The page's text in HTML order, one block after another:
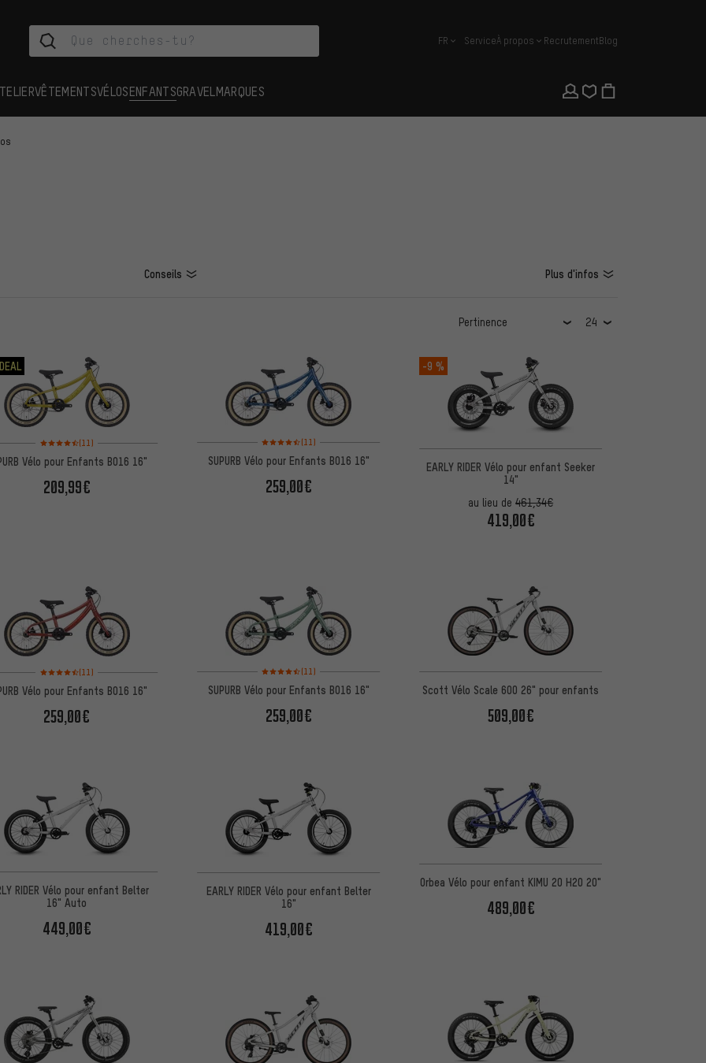
français
FR ServiceÀ propos RecrutementBlog
VÊTEMENTSVÉLOSENFANTSGRAVEL MARQUES
Conseils Plus d'infos
Note moyenne : 4,5 sur 5 d'après 11 avis
(11)
Vélo pour Enfants BO16 16"
209,99€
Note moyenne : 4,5 sur 5 d'après 11 avis
(11)
SUPURB Vélo pour Enfants BO16 16"
259,00€
-9 %
EARLY RIDER Vélo pour enfant Seeker
14"
au lieu de461,34€
419,00€
Note moyenne : 4,5 sur 5 d'après 11 avis
(11)
Vélo pour Enfants BO16 16"
259,00€
Note moyenne : 4,5 sur 5 d'après 11 avis
(11)
SUPURB Vélo pour Enfants BO16 16"
259,00€
Scott Vélo Scale 600 26" pour enfants
509,00€
RIDER Vélo pour enfant Belter
16" Auto
449,00€
EARLY RIDER Vélo pour enfant Belter
16"
419,00€
Orbea Vélo pour enfant KIMU 20 H20 20"
489,00€